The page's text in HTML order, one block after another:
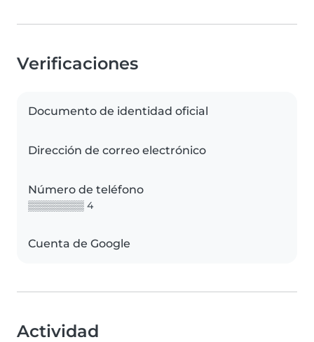
Verificaciones
Documento de identidad oficial
Dirección de correo electrónico
Número de teléfono
▒▒▒▒▒▒▒▒ 4
Cuenta de Google
Actividad